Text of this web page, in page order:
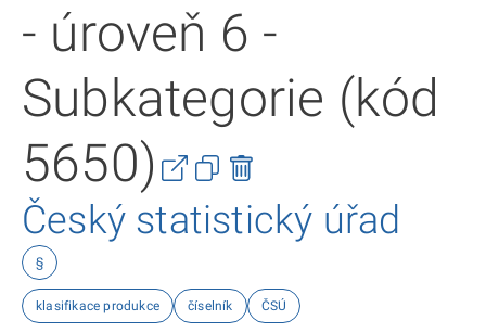
- úroveň 6 -
Subkategorie (kód
5650)
Český statistický úřad
§
klasifikace produkce číselník ČSÚ